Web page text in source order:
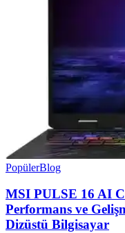
PopülerBlog
MSI PULSE 16 AI
Performans ve
Dizüstü Bilgisayar